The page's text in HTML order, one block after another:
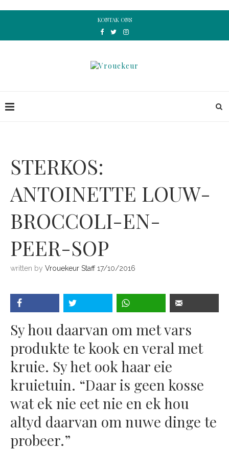
KONTAK ONS
STERKOS:
ANTOINETTE LOUW-
BROCCOLI-EN-
PEER-SOP
written by Vrouekeur Staff 17/10/2016
Sy hou daarvan om met vars
produkte te kook en veral met
kruie. Sy het ook haar eie
kruietuin. “Daar is geen kosse
wat ek nie eet nie en ek hou
altyd daarvan om nuwe dinge te
probeer.”